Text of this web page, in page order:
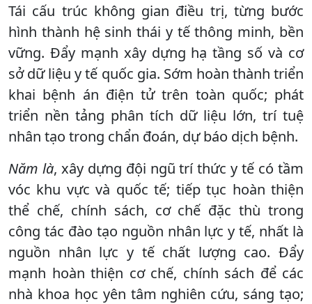
Tái cấu trúc không gian điều trị, từng bước
hình thành hệ sinh thái y tế thông minh, bền
vững. Đẩy mạnh xây dựng hạ tầng số và cơ
sở dữ liệu y tế quốc gia. Sớm hoàn thành triển
khai bệnh án điện tử trên toàn quốc; phát
triển nền tảng phân tích dữ liệu lớn, trí tuệ
nhân tạo trong chẩn đoán, dự báo dịch bệnh.
Năm là, xây dựng đội ngũ trí thức y tế có tầm
vóc khu vực và quốc tế; tiếp tục hoàn thiện
thể chế, chính sách, cơ chế đặc thù trong
công tác đào tạo nguồn nhân lực y tế, nhất là
nguồn nhân lực y tế chất lượng cao. Đẩy
mạnh hoàn thiện cơ chế, chính sách để các
nhà khoa học yên tâm nghiên cứu, sáng tạo;